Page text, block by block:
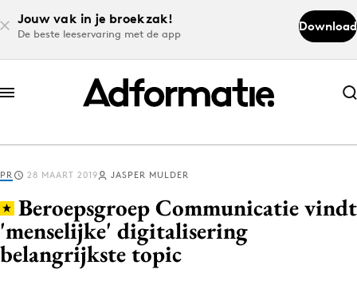
Jouw vak in je broekzak!
De beste leeservaring met de app
Download
Abonneer nu
Abonneer nu
Log in
Download de app
Volg het laatste nieuws via de Adformatie
PR 28 MAART 2019 JASPER MULDER
Beroepsgroep Communicatie vindt
'menselijke' digitalisering
belangrijkste topic